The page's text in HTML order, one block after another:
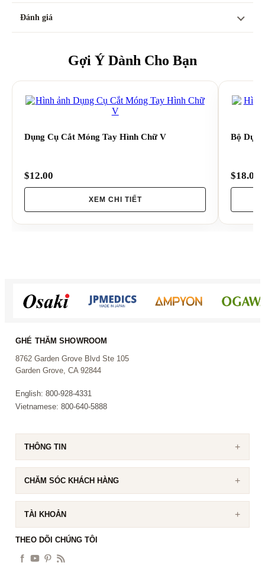
Đánh giá
Gợi Ý Dành Cho Bạn
Dụng Cụ Cắt Móng Tay Hình Chữ V
$12.00
XEM CHI TIẾT
Bộ
$18.00
GHÉ THĂM SHOWROOM
8762 Garden Grove Blvd Ste 105
Garden Grove, CA 92844
English: 800-928-4331
Vietnamese: 800-640-5888
THÔNG TIN
CHĂM SÓC KHÁCH HÀNG
TÀI KHOẢN
THEO DÕI CHÚNG TÔI